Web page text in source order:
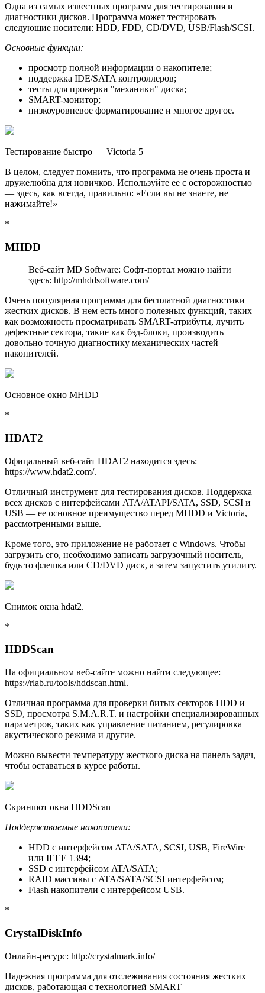
Одна из самых известных программ для тестирования и
диагностики дисков. Программа может тестировать
следующие носители: HDD, FDD, CD/DVD, USB/Flash/SCSI.
Основные функции:
просмотр полной информации о накопителе;
поддержка IDE/SATA контроллеров;
тесты для проверки "механики" диска;
SMART-монитор;
низкоуровневое форматирование и многое другое.
Тестирование быстро — Victoria 5
В целом, следует помнить, что программа не очень проста и
дружелюбна для новичков. Используйте ее с осторожностью
— здесь, как всегда, правильно: «Если вы не знаете, не
нажимайте!»
*
MHDD
Веб-сайт MD Software: Софт-портал можно найти
здесь: http://mhddsoftware.com/
Очень популярная программа для бесплатной диагностики
жестких дисков. В нем есть много полезных функций, таких
как возможность просматривать SMART-атрибуты, лучить
дефектные сектора, такие как бэд-блоки, производить
довольно точную диагностику механических частей
накопителей.
Основное окно MHDD
*
HDAT2
Офицальный веб-сайт HDAT2 находится здесь:
https://www.hdat2.com/.
Отличный инструмент для тестирования дисков. Поддержка
всех дисков с интерфейсами ATA/ATAPI/SATA, SSD, SCSI и
USB — ее основное преимущество перед MHDD и Victoria,
рассмотренными выше.
Кроме того, это приложение не работает с Windows. Чтобы
загрузить его, необходимо записать загрузочный носитель,
будь то флешка или CD/DVD диск, а затем запустить утилиту.
Снимок окна hdat2.
*
HDDScan
На официальном веб-сайте можно найти следующее:
https://rlab.ru/tools/hddscan.html.
Отличная программа для проверки битых секторов HDD и
SSD, просмотра S.M.A.R.T. и настройки специализированных
параметров, таких как управление питанием, регулировка
акустического режима и другие.
Можно вывести температуру жесткого диска на панель задач,
чтобы оставаться в курсе работы.
Скриншот окна HDDScan
Поддерживаемые накопители:
HDD с интерфейсом ATA/SATA, SCSI, USB, FireWire
или IEEE 1394;
SSD с интерфейсом ATA/SATA;
RAID массивы с ATA/SATA/SCSI интерфейсом;
Flash накопители с интерфейсом USB.
*
CrystalDiskInfo
Онлайн-ресурс: http://crystalmark.info/
Надежная программа для отслеживания состояния жестких
дисков, работающая с технологией SMART